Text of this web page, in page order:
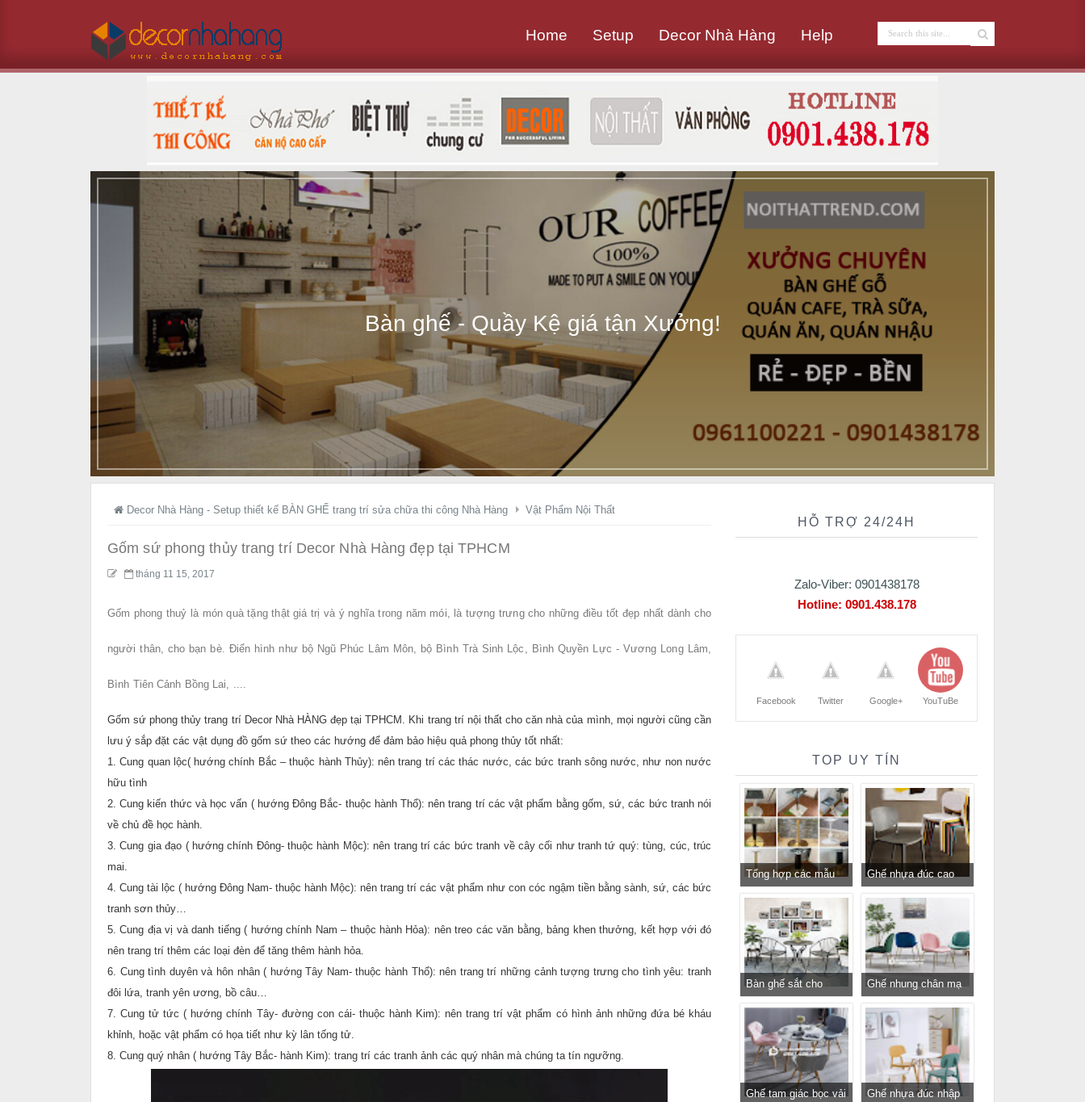
Home Setup Decor Nhà Hàng Help
B
n
g
ế
Q
u
ầ
á
g
Bàn ghế - Quầy Kệ giá tận Xưởng!
Decor Nhà Hàng - Setup thiết kế BÀN GHẾ trang trí sửa chữa thi công Nhà Hàng Vật Phẩm Nội Thất
Gốm sứ phong thủy trang trí Decor Nhà Hàng đẹp tại TPHCM
tháng 11 15, 2017
Gốm phong thuỷ là món quà tặng thật giá trị và ý nghĩa trong năm mói, là tượng trưng cho những điều tốt đẹp nhất dành cho
người thân, cho bạn bè. Điển hình như bộ Ngũ Phúc Lâm Môn, bộ Bình Trà Sinh Lộc, Bình Quyền Lực - Vương Long Lâm,
Bình Tiên Cảnh Bồng Lai, ....
Gốm sứ phong thủy trang trí Decor Nhà HÀNG đẹp tại TPHCM. Khi trang trí nội thất cho căn nhà của mình, mọi người cũng cần
lưu ý sắp đặt các vật dụng đồ gốm sứ theo các hướng để đảm bảo hiệu quả phong thủy tốt nhất:
1. Cung quan lộc( hướng chính Bắc – thuộc hành Thủy): nên trang trí các thác nước, các bức tranh sông nước, như non nước
hữu tình
2. Cung kiến thức và học vấn ( hướng Đông Bắc- thuộc hành Thổ): nên trang trí các vật phẩm bằng gốm, sứ, các bức tranh nói
về chủ đề học hành.
3. Cung gia đạo ( hướng chính Đông- thuộc hành Mộc): nên trang trí các bức tranh về cây cối như tranh tứ quý: tùng, cúc, trúc
mai.
4. Cung tài lộc ( hướng Đông Nam- thuộc hành Mộc): nên trang trí các vật phẩm như con cóc ngậm tiền bằng sành, sứ, các bức
tranh sơn thủy…
5. Cung địa vị và danh tiếng ( hướng chính Nam – thuộc hành Hỏa): nên treo các văn bằng, bảng khen thưởng, kết hợp với đó
nên trang trí thêm các loại đèn để tăng thêm hành hỏa.
6. Cung tình duyên và hôn nhân ( hướng Tây Nam- thuộc hành Thổ): nên trang trí những cảnh tượng trưng cho tình yêu: tranh
đôi lứa, tranh yên ương, bồ câu…
7. Cung tử tức ( hướng chính Tây- đường con cái- thuộc hành Kim): nên trang trí vật phẩm có hình ảnh những đứa bé kháu
khỉnh, hoặc vật phẩm có họa tiết như kỳ lân tống tử.
8. Cung quý nhân ( hướng Tây Bắc- hành Kim): trang trí các tranh ảnh các quý nhân mà chúng ta tín ngưỡng.
HỖ TRỢ 24/24H
Zalo-Viber: 0901438178
Hotline: 0901.438.178
Facebook Twitter Google+ YouTuBe
TOP UY TÍN
Tổng hợp các mẫu
chân bàn cafe, chân
bàn decor, chân bàn
inox, chân bàn ăn hot
trend 2023
Ghế nhựa đúc cao
cấp cho nhà hàng
khách sạn giá rẻ
Bàn ghế sắt cho
quán cafe, quán ăn
sân vườn, ban công,
sân thượng
Ghế nhung chân mạ
vàng GLM116 - ghế
tiếp khách sang trọng
cho cửa hàng, spa,
văn phòng tại
Tp.HCM
Ghế tam giác bọc vải
Ghế nhựa đúc nhập